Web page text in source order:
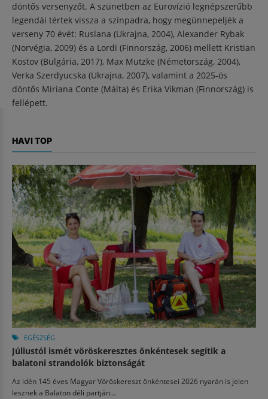
döntős versenyzőt. A szünetben az Eurovízió legnépszerűbb
legendái tértek vissza a színpadra, hogy megünnepeljék a
verseny 70 évét: Ruslana (Ukrajna, 2004), Alexander Rybak
(Norvégia, 2009) és a Lordi (Finnország, 2006) mellett Kristian
Kostov (Bulgária, 2017), Max Mutzke (Németország, 2004),
Verka Szerdyucska (Ukrajna, 2007), valamint a 2025-ös
döntős Miriana Conte (Málta) és Erika Vikman (Finnország) is
fellépett.
HAVI TOP
EGÉSZSÉG
Júliustól ismét vöröskeresztes önkéntesek segítik a
balatoni strandolók biztonságát
Az idén 145 éves Magyar Vöröskereszt önkéntesei 2026 nyarán is jelen
lesznek a Balaton déli partján...